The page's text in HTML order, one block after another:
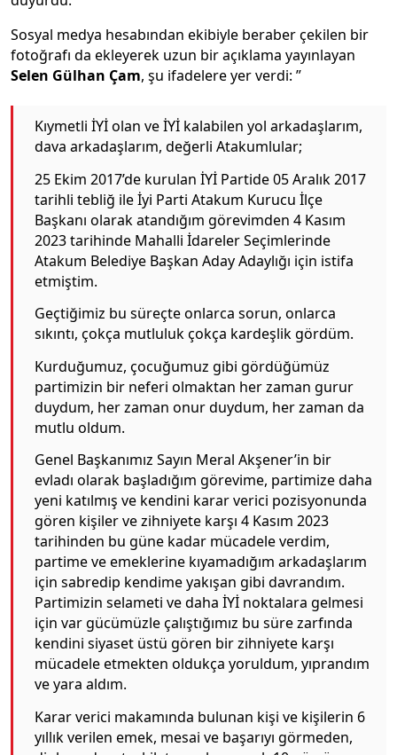
Sosyal medya hesabından ekibiyle beraber çekilen bir
fotoğrafı da ekleyerek uzun bir açıklama yayınlayan
Selen Gülhan Çam, şu ifadelere yer verdi: ”
Kıymetli İYİ olan ve İYİ kalabilen yol arkadaşlarım,
dava arkadaşlarım, değerli Atakumlular;
25 Ekim 2017’de kurulan İYİ Partide 05 Aralık 2017
tarihli tebliğ ile İyi Parti Atakum Kurucu İlçe
Başkanı olarak atandığım görevimden 4 Kasım
2023 tarihinde Mahalli İdareler Seçimlerinde
Atakum Belediye Başkan Aday Adaylığı için istifa
etmiştim.
Geçtiğimiz bu süreçte onlarca sorun, onlarca
sıkıntı, çokça mutluluk çokça kardeşlik gördüm.
Kurduğumuz, çocuğumuz gibi gördüğümüz
partimizin bir neferi olmaktan her zaman gurur
duydum, her zaman onur duydum, her zaman da
mutlu oldum.
Genel Başkanımız Sayın Meral Akşener’in bir
evladı olarak başladığım görevime, partimize daha
yeni katılmış ve kendini karar verici pozisyonunda
gören kişiler ve zihniyete karşı 4 Kasım 2023
tarihinden bu güne kadar mücadele verdim,
partime ve emeklerine kıyamadığım arkadaşlarım
için sabredip kendime yakışan gibi davrandım.
Partimizin selameti ve daha İYİ noktalara gelmesi
için var gücümüzle çalıştığımız bu süre zarfında
kendini siyaset üstü gören bir zihniyete karşı
mücadele etmekten oldukça yoruldum, yıprandım
ve yara aldım.
Karar verici makamında bulunan kişi ve kişilerin 6
yıllık verilen emek, mesai ve başarıyı görmeden,